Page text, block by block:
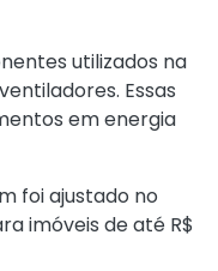
utilizados na
Essas
em energia
foi ajustado no
imóveis de até R$